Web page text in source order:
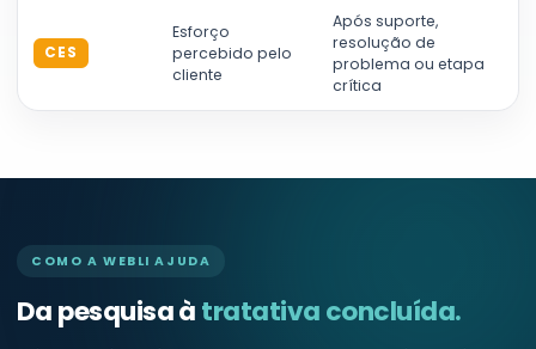
CES
Esforço
percebido pelo
cliente
Após suporte,
resolução de
problema ou etapa
crítica
COMO A WEBLI AJUDA
Da pesquisa àtratativa concluída.